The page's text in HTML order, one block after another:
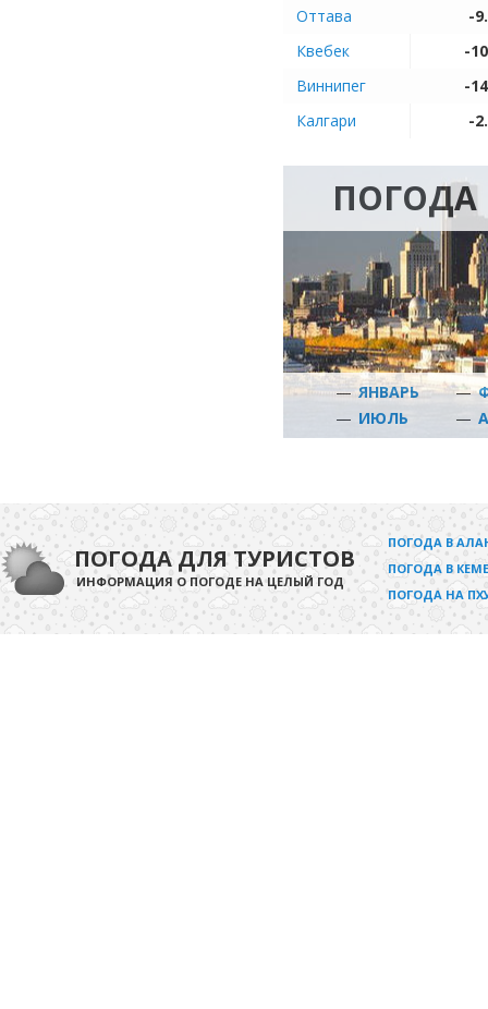
Оттава
-
Квебек
-
Виннипег
-
Калгари
-
ПОГОДА
— ЯНВАРЬ —
— ИЮЛЬ —
ПОГОДА ДЛЯ ТУРИСТОВ
ИНФОРМАЦИЯ О ПОГОДЕ НА ЦЕЛЫЙ ГОД
ПОГОДА В
ПОГОДА В
ПОГОДА НА